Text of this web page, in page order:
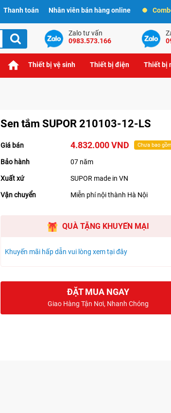
Thanh toán Nhân viên bán hàng online
Zalo tư vấn
0983.573.166
Thiết bị vệ sinh Thiết bị điện Thiết bị
Sen tắm SUPOR 210103-12-LS
Giá bán 4.832.000 VND Chưa bao
Bảo hành 07 năm
Xuất xứ SUPOR made in VN
Vận chuyển Miễn phí nội thành Hà Nội
QUÀ TẶNG KHUYẾN MẠI
Khuyến mãi hấp dẫn vui lòng xem tại đây
ĐẶT MUA NGAY
Giao Hàng Tận Nơi, Nhanh Chóng